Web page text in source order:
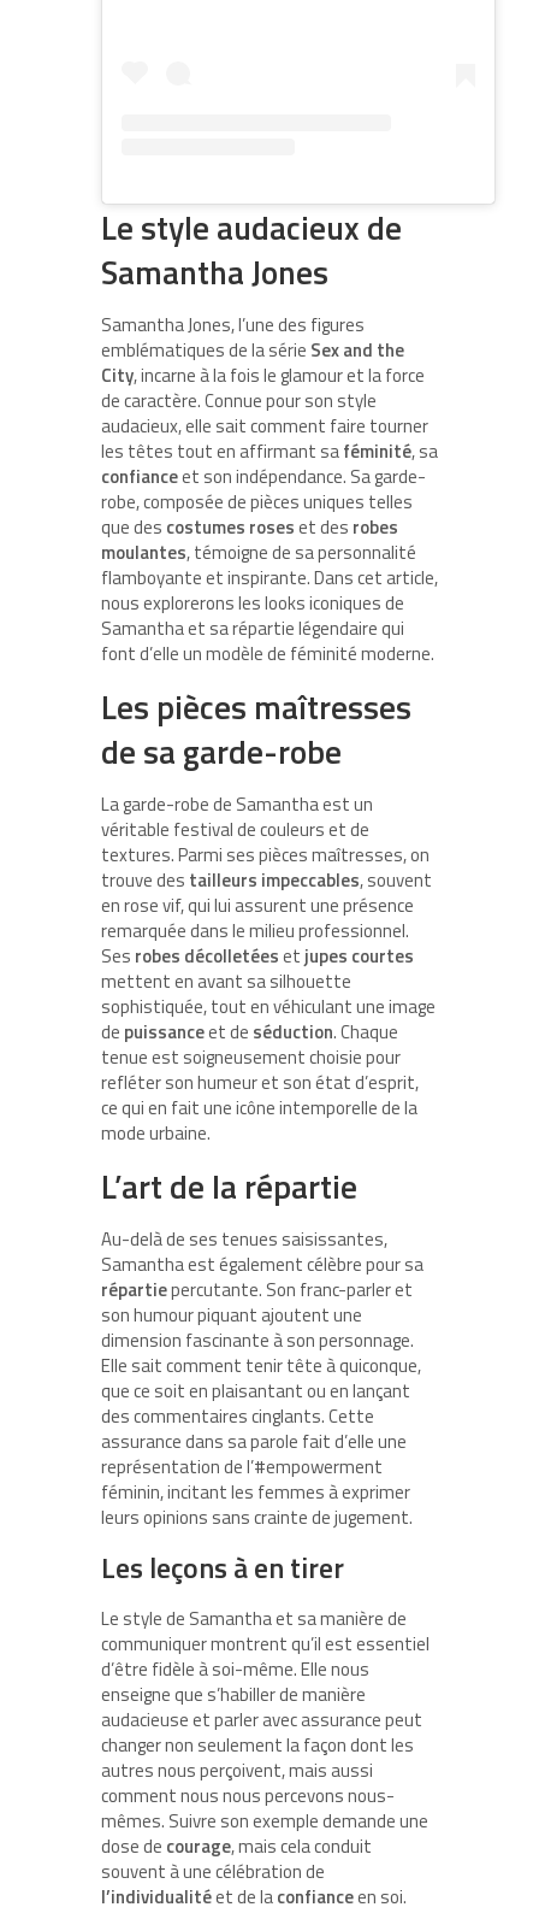
Le style audacieux de
Samantha Jones
Samantha Jones, l’une des figures
emblématiques de la série Sex and the
City, incarne à la fois le glamour et la force
de caractère. Connue pour son style
audacieux, elle sait comment faire tourner
les têtes tout en affirmant saféminité, sa
confianceet son indépendance. Sa garde-
robe, composée de pièces uniques telles
que des costumes roseset des robes
moulantes, témoigne de sa personnalité
flamboyante et inspirante. Dans cet article,
nous explorerons les looks iconiques de
Samantha et sa répartie légendaire qui
font d’elle un modèle de féminité moderne.
Les pièces maîtresses
de sa garde-robe
La garde-robe de Samantha est un
véritable festival de couleurs et de
textures. Parmi ses pièces maîtresses, on
trouve des tailleurs impeccables, souvent
en rose vif, qui lui assurent une présence
remarquée dans le milieu professionnel.
Ses robes décolletéeset jupes courtes
mettent en avant sa silhouette
sophistiquée, tout en véhiculant une image
de puissanceet de séduction. Chaque
tenue est soigneusement choisie pour
refléter son humeur et son état d’esprit,
ce qui en fait une icône intemporelle de la
mode urbaine.
L’art de la répartie
Au-delà de ses tenues saisissantes,
Samantha est également célèbre pour sa
répartiepercutante. Son franc-parler et
son humour piquant ajoutent une
dimension fascinante à son personnage.
Elle sait comment tenir tête à quiconque,
que ce soit en plaisantant ou en lançant
des commentaires cinglants. Cette
assurance dans sa parole fait d’elle une
représentation de l’#empowerment
féminin, incitant les femmes à exprimer
leurs opinions sans crainte de jugement.
Les leçons à en tirer
Le style de Samantha et sa manière de
communiquer montrent qu’il est essentiel
d’être fidèle à soi-même. Elle nous
enseigne que s’habiller de manière
audacieuse et parler avec assurance peut
changer non seulement la façon dont les
autres nous perçoivent, mais aussi
comment nous nous percevons nous-
mêmes. Suivre son exemple demande une
dose de courage, mais cela conduit
souvent à une célébration de
l’individualitéet de laconfianceen soi.